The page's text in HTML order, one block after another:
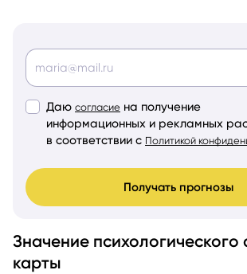
Даю согласие на получение
информационных и рекламных
в соответствии с Политикой
Получать прогнозы
Значение психологического
карты